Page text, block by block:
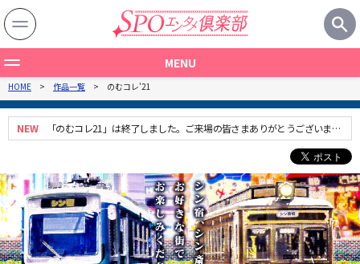
MENU
一覧
国から探す
記事
一覧
HOME 作品一覧 のむコレ'21
NEW
「のむコレ21」は終了しました。ご来場の皆さまありがとうございまし